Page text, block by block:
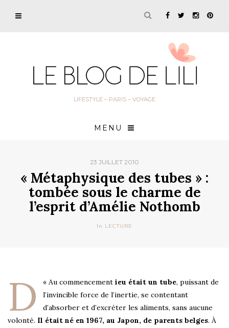
LIFESTYLE – PARIS – VOYAGE
MENU
23 JUILLET 2010
« Métaphysique des tubes » :
tombée sous le charme de
l’esprit d’Amélie Nothomb
In LECTURE
« Au commencement
D ieu était un tube, puissant de
l’invincible force de l’inertie, se contentant
d’absorber et d’excréter les aliments, sans aucune
volonté. Il était né en 1967, au Japon, de parents belges. À